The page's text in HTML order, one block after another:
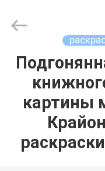
ДОМ
ПРОДУКТЫ
НАС
printing
co.,LTD.
картины